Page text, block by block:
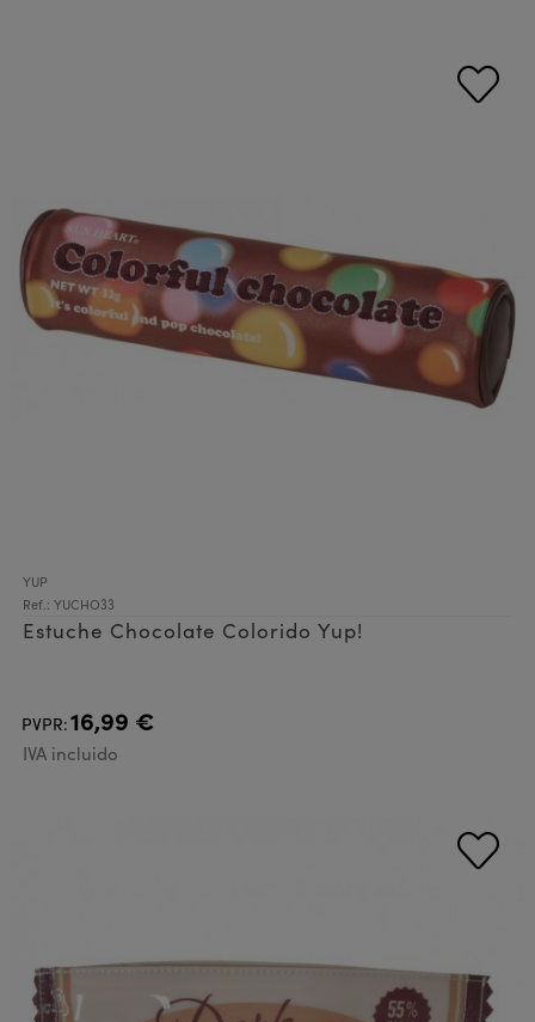
YUP
Ref.: YUCHO33
Estuche Chocolate Colorido Yup!
PVPR:16,99 €
IVA incluido